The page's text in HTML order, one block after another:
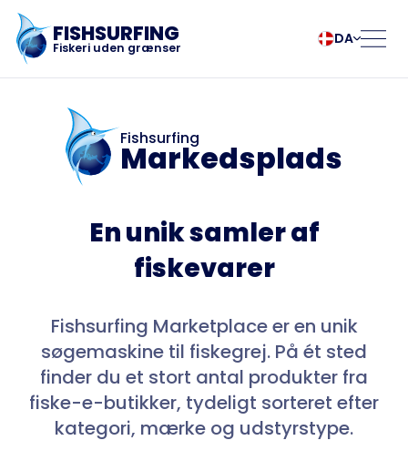
FISHSURFING
Fiskeri uden grænser
DA
Dansk
Español
Italiano
Nederlands
Português
Slovenčina
Українська
Hjem
Om appen
Fishsurfing
Business
Fishsurfing
Markedsplads
En unik samler af
fiskevarer
Fishsurfing Marketplace er en unik
søgemaskine til fiskegrej. På ét sted
finder du et stort antal produkter fra
fiske-e-butikker, tydeligt sorteret efter
kategori, mærke og udstyrstype.